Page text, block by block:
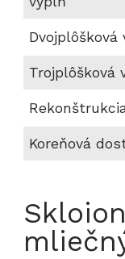
Dvojplôšková
Trojplôšková
Koreňová